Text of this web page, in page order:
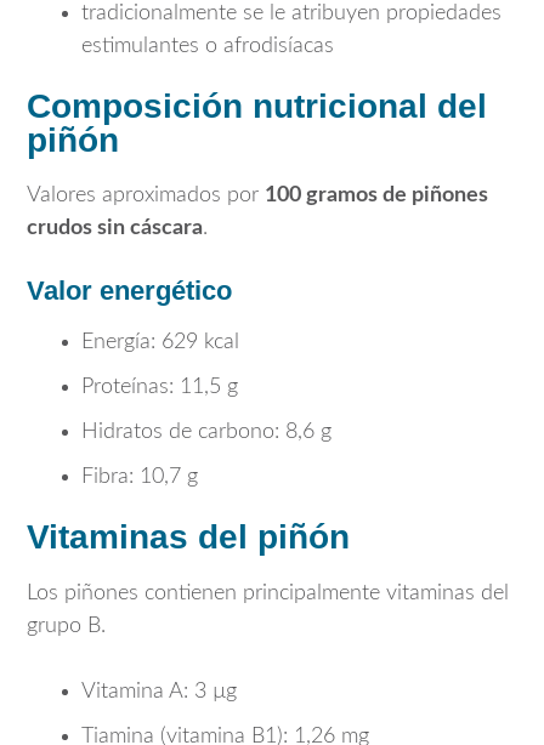
tradicionalmente se le atribuyen propiedades
estimulantes o afrodisíacas
Composición nutricional del
piñón
Valores aproximados por 100 gramos de piñones
crudos sin cáscara.
Valor energético
Energía: 629 kcal
Proteínas: 11,5 g
Hidratos de carbono: 8,6 g
Fibra: 10,7 g
Vitaminas del piñón
Los piñones contienen principalmente vitaminas del
grupo B.
Vitamina A: 3 µg
Tiamina (vitamina B1): 1,26 mg